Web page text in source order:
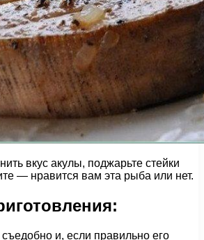
вкус акулы, поджарьте стейки
— нравится вам эта рыба или нет.
и, если правильно его